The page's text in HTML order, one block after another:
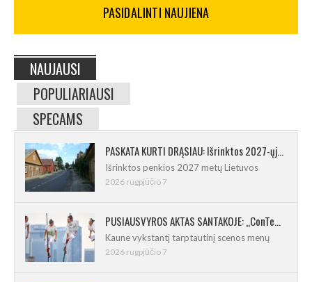
PASIDALINTI NAUJIENA
NAUJAUSI
POPULIARIAUSI
SPECAMS
PASKATA KURTI DRĄSIAU: Išrinktos 2027-ųjų Lietuvos mažosios kultūros sostinės
Išrinktos penkios 2027 metų Lietuvos
2026 rugpjūčio 7
PUSIAUSVYROS AKTAS SANTAKOJE: „ConTempo 2026“ uždarys sudėtingas pasirodymas 8 m aukštyje
Kaune vykstantį tarptautinį scenos menų
2026 rugpjūčio 7